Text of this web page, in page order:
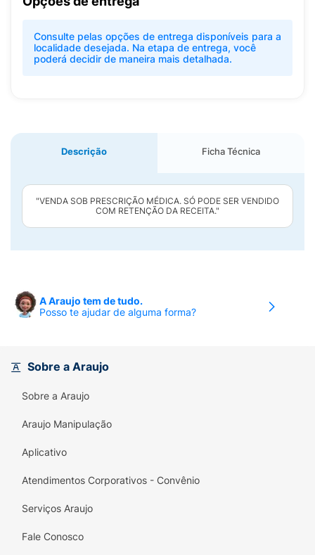
Consulte pelas opções de entrega disponíveis para a
localidade desejada. Na etapa de entrega, você
poderá decidir de maneira mais detalhada.
Descrição Ficha Técnica
"VENDA SOB PRESCRIÇÃO MÉDICA. SÓ PODE SER VENDIDO
COM RETENÇÃO DA RECEITA."
A Araujo tem de tudo.
Posso te ajudar de alguma forma?
Sobre a Araujo
Sobre a Araujo
Araujo Manipulação
Aplicativo
Atendimentos Corporativos - Convênio
Serviços Araujo
Fale Conosco